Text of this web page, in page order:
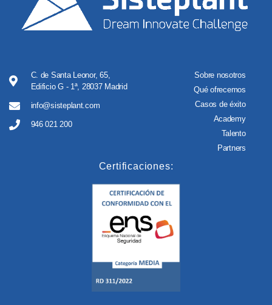
C. de Santa Leonor, 65,
Edificio G - 1ª, 28037 Madrid
info@sisteplant.com
946 021 200
Sobre nosotros
Qué ofrecemos
Casos de éxito
Academy
Talento
Partners
Certificaciones: